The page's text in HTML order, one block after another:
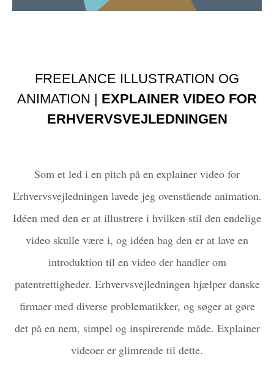
FREELANCE ILLUSTRATION OG
ANIMATION | EXPLAINER VIDEO FOR
ERHVERVSVEJLEDNINGEN
Som et led i en pitch på en explainer video for
Erhvervsvejledningen lavede jeg ovenstående animation.
Idéen med den er at illustrere i hvilken stil den endelige
video skulle være i, og idéen bag den er at lave en
introduktion til en video der handler om
patentrettigheder. Erhvervsvejledningen hjælper danske
firmaer med diverse problematikker, og søger at gøre
det på en nem, simpel og inspirerende måde. Explainer
videoer er glimrende til dette.